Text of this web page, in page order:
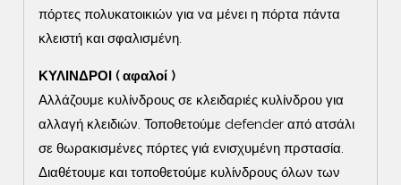
πόρτες πολυκατοικιών για να μένει η πόρτα πάντα
κλειστή και σφαλισμένη.
ΚΥΛΙΝΔΡΟΙ ( αφαλοί )
Αλλάζουμε κυλίνδρους σε κλειδαριές κυλίνδρου για
αλλαγή κλειδιών. Τοποθετούμε defender από ατσάλι
σε θωρακισμένες πόρτες γιά ενισχυμένη πρστασία.
Διαθέτουμε και τοποθετούμε κυλίνδρους όλων των